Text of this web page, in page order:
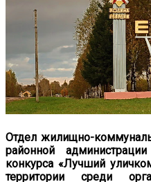
Отдел жилищно-
районной
конкурса «Лучший
территории среди